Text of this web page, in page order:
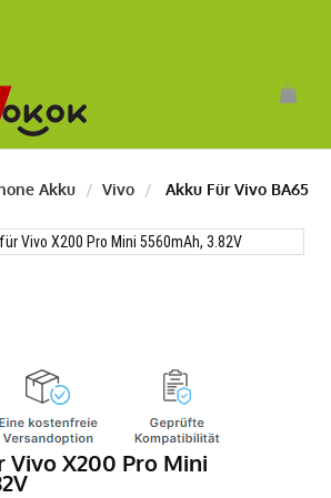
Akku Vivo Akku Für Vivo BA65
Vivo X200 Pro Mini